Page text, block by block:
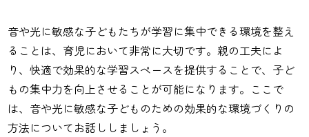
音や光に敏感な子どもたちが学習に集中できる環境を整え
ることは、育児において非常に大切です。親の工夫によ
り、快適で効果的な学習スペースを提供することで、子ど
もの集中力を向上させることが可能になります。ここで
は、音や光に敏感な子どものための効果的な環境づくりの
方法についてお話ししましょう。